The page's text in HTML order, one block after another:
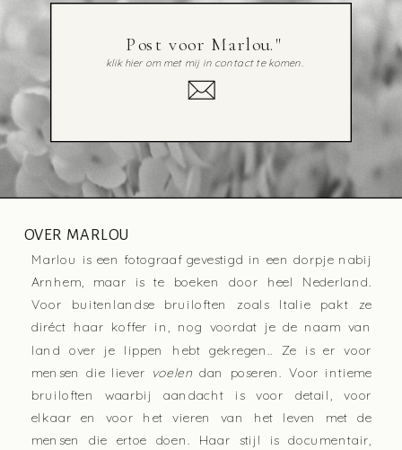
Post voor Marlou."
klik hier om met mij in contact te komen.
OVER MARLOU
Marlou is een fotograaf gevestigd in een dorpje nabij
Arnhem, maar is te boeken door heel Nederland.
Voor buitenlandse bruiloften zoals Italie pakt ze
diréct haar koffer in, nog voordat je de naam van
land over je lippen hebt gekregen.. Ze is er voor
mensen die liever voelen dan poseren. Voor intieme
bruiloften waarbij aandacht is voor detail, voor
elkaar en voor het vieren van het leven met de
mensen die ertoe doen. Haar stijl is documentair,